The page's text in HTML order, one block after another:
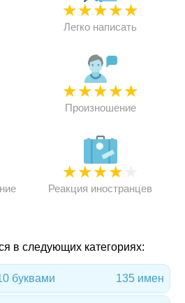
★★★★★
Легко написать
★★★★★
Произношение
★★★★
Реакция иностранцев
в следующих категориях:
буквами 135 имен